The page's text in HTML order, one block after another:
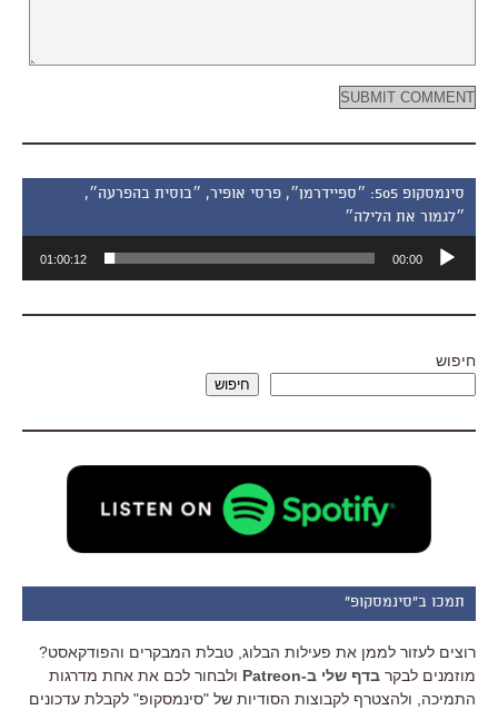
סינמסקופ 505: ״ספיידרמן״, פרסי אופיר, ״בוסית בהפרעה״,
״לגמור את הלילה״
אודיו
00:00
01:00:12
חיפוש
חיפוש
תמכו ב"סינמסקופ"
רוצים לעזור לממן את פעילות הבלוג, טבלת המבקרים והפודקאסט?
מוזמנים לבקר בדף שלי ב-Patreon
ולבחור לכם את אחת מדרגות
התמיכה, ולהצטרף לקבוצות הסודיות של "סינמסקופ" לקבלת עדכונים